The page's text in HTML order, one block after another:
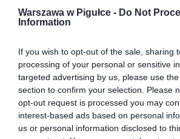
Warszawa w Pigułce - Do Not
Information
If you wish to opt-out of the sale, sharing
processing of your personal or sensitive
targeted advertising by us, please use
section to confirm your selection. Please
opt-out request is processed you may
interest-based ads based on personal
us or personal information disclosed to